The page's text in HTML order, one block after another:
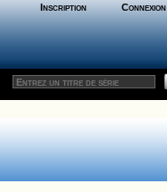
Inscription Connexion